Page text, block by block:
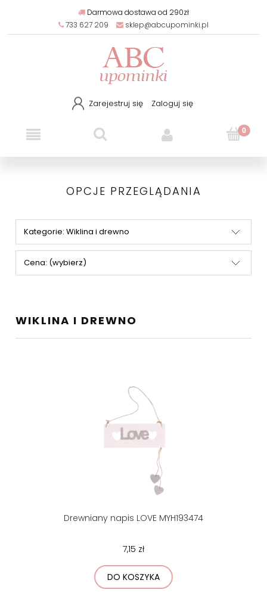
Darmowa dostawa od 290zł
733 627 209
sklep@abcupominki.pl
Zarejestruj się Zaloguj się
OPCJE PRZEGLĄDANIA
Kategorie: Wiklina i drewno
Cena: (wybierz)
WIKLINA I DREWNO
Drewniany napis LOVE MYH193474
7,15 zł
DO KOSZYKA